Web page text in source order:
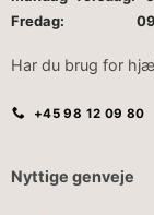
Fredag:
Har du brug for
+45 98 12 09 80
Nyttige genveje